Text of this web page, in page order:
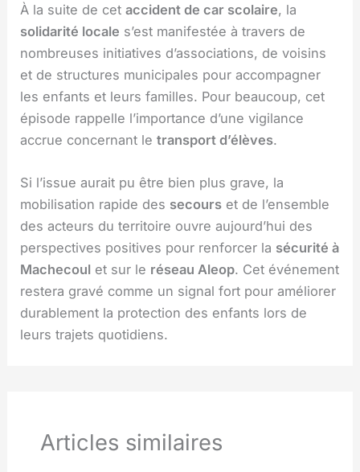
À la suite de cetaccident de car scolaire, la
solidarité locale s’est manifestée à travers de
nombreuses initiatives d’associations, de voisins
et de structures municipales pour accompagner
les enfants et leurs familles. Pour beaucoup, cet
épisode rappelle l’importance d’une vigilance
accrue concernant letransport d’élèves.
Si l’issue aurait pu être bien plus grave, la
mobilisation rapide des secours et de l’ensemble
des acteurs du territoire ouvre aujourd’hui des
perspectives positives pour renforcer la sécurité à
Machecoul et sur le réseau Aleop. Cet événement
restera gravé comme un signal fort pour améliorer
durablement la protection des enfants lors de
leurs trajets quotidiens.
Articles similaires